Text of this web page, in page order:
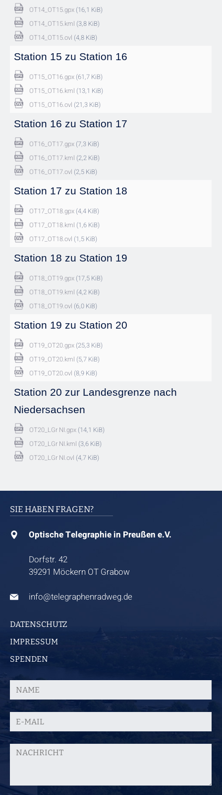
OT14_OT15.gpx (16,1 KiB)
OT14_OT15.kml (3,8 KiB)
OT14_OT15.ovl (4,8 KiB)
Station 15 zu Station 16
OT15_OT16.gpx (61,7 KiB)
OT15_OT16.kml (13,1 KiB)
OT15_OT16.ovl (21,3 KiB)
Station 16 zu Station 17
OT16_OT17.gpx (7,3 KiB)
OT16_OT17.kml (2,2 KiB)
OT16_OT17.ovl (2,5 KiB)
Station 17 zu Station 18
OT17_OT18.gpx (4,4 KiB)
OT17_OT18.kml (1,6 KiB)
OT17_OT18.ovl (1,5 KiB)
Station 18 zu Station 19
OT18_OT19.gpx (17,5 KiB)
OT18_OT19.kml (4,2 KiB)
OT18_OT19.ovl (6,0 KiB)
Station 19 zu Station 20
OT19_OT20.gpx (25,3 KiB)
OT19_OT20.kml (5,7 KiB)
OT19_OT20.ovl (8,9 KiB)
Station 20 zur Landesgrenze nach
Niedersachsen
OT20_LGr NI.gpx (14,1 KiB)
OT20_LGr NI.kml (3,6 KiB)
OT20_LGr NI.ovl (4,7 KiB)
SIE HABEN FRAGEN?
Optische Telegraphie in Preußen e.V.
Dorfstr. 42
39291 Möckern OT Grabow
info@telegraphenradweg.de
DATENSCHUTZ
IMPRESSUM
SPENDEN